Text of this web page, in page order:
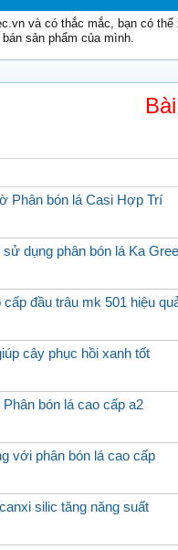
và có thắc mắc, bạn có
sản phẩm của mình.
Phân bón lá Casi Hợp Trí
dụng phân bón lá Ka
đầu trâu mk 501 hiệu
cây phục hồi xanh tốt
bón lá cao cấp a2
với phân bón lá cao cấp
silic tăng năng suất